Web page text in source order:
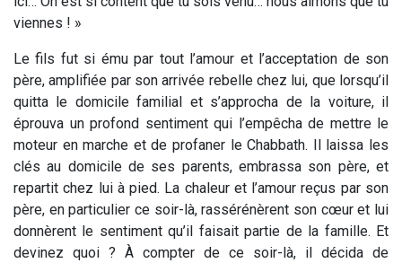
viennes ! »
Le fils fut si ému par tout l’amour et l’acceptation de son
père, amplifiée par son arrivée rebelle chez lui, que lorsqu’il
quitta le domicile familial et s’approcha de la voiture, il
éprouva un profond sentiment qui l’empêcha de mettre le
moteur en marche et de profaner le Chabbath. Il laissa les
clés au domicile de ses parents, embrassa son père, et
repartit chez lui à pied. La chaleur et l’amour reçus par son
père, en particulier ce soir-là, rassérénèrent son cœur et lui
donnèrent le sentiment qu’il faisait partie de la famille. Et
devinez quoi ? À compter de ce soir-là, il décida de